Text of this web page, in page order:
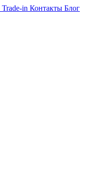
Trade-in Контакты Блог